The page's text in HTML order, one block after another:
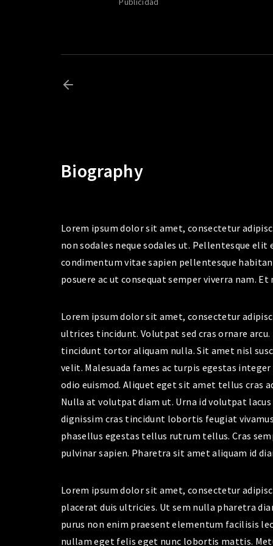
Biography
Lorem ipsum dolor sit amet, consectetur
non sodales neque sodales ut. Pellentesque
condimentum vitae sapien pellentesque
posuere ac ut consequat semper viverra nam.
Lorem ipsum dolor sit amet, consectetur
ultrices tincidunt. Volutpat sed cras ornare
tincidunt tortor aliquam nulla. Sit amet nisl
velit. Malesuada fames ac turpis egestas
odio euismod. Aliquet eget sit amet tellus cras
Nulla at volutpat diam ut. Urna id volutpat
dignissim cras tincidunt lobortis feugiat
phasellus egestas tellus rutrum tellus. Cras
pulvinar sapien. Pharetra sit amet aliquam id
Lorem ipsum dolor sit amet, consectetur
placerat duis ultricies. Ut sem nulla pharetra
purus non enim praesent elementum facilisis
nullam eget felis eget nunc lobortis mattis.